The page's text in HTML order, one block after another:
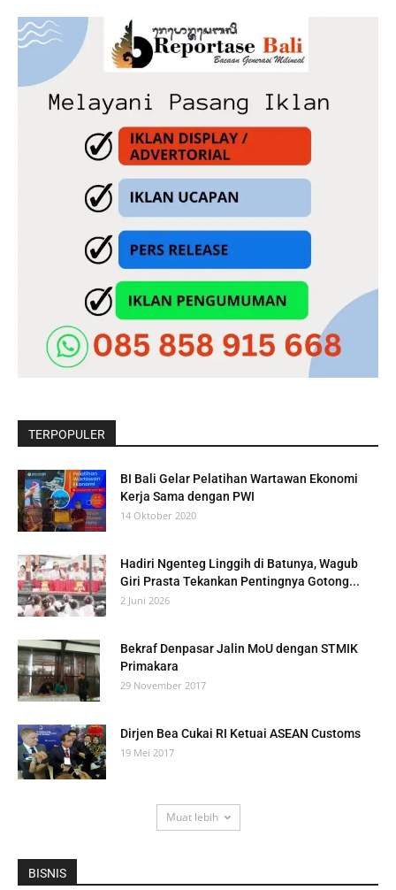
TERPOPULER
BI Bali Gelar Pelatihan Wartawan Ekonomi
Kerja Sama dengan PWI
14 Oktober 2020
Hadiri Ngenteg Linggih di Batunya, Wagub
Giri Prasta Tekankan Pentingnya Gotong...
2 Juni 2026
Bekraf Denpasar Jalin MoU dengan STMIK
Primakara
29 November 2017
Dirjen Bea Cukai RI Ketuai ASEAN Customs
19 Mei 2017
Muat lebih
BISNIS